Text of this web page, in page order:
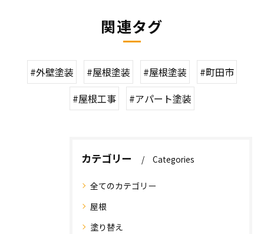
関連タグ
#外壁塗装 #屋根塗装 #屋根塗装
#町田市
#屋根工事
#アパート塗装
カテゴリー Categories
全てのカテゴリー
屋根
塗り替え